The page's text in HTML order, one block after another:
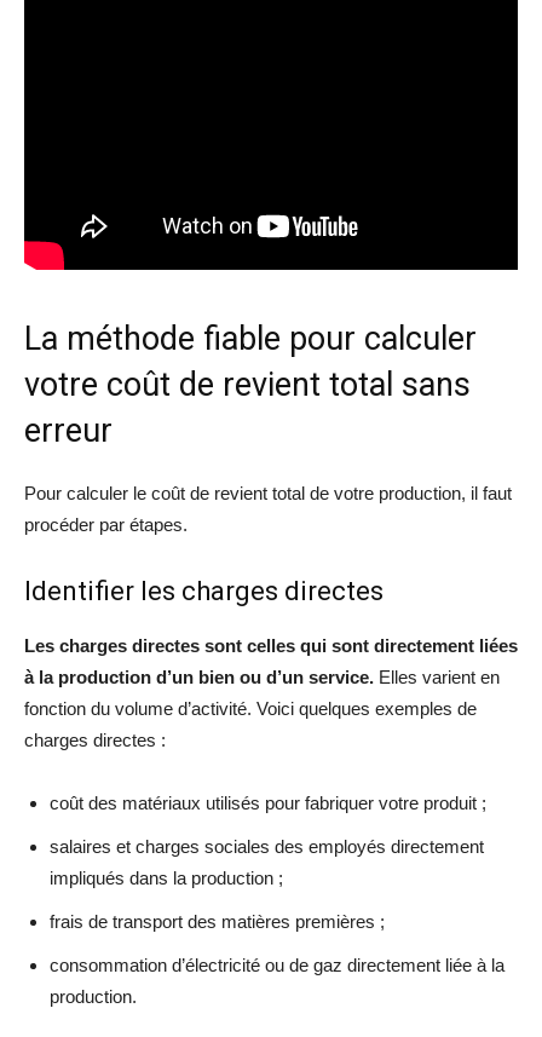
La méthode fiable pour calculer
votre coût de revient total sans
erreur
Pour calculer le coût de revient total de votre production, il faut
procéder par étapes.
Identifier les charges directes
Les charges directes sont celles qui sont directement liées
à la production d’un bien ou d’un service. Elles varient en
fonction du volume d’activité. Voici quelques exemples de
charges directes :
coût des matériaux utilisés pour fabriquer votre produit ;
salaires et charges sociales des employés directement
impliqués dans la production ;
frais de transport des matières premières ;
consommation d’électricité ou de gaz directement liée à la
production.